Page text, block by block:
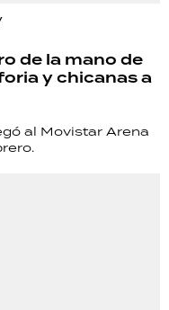
de la mano de
y chicanas a
al Movistar Arena